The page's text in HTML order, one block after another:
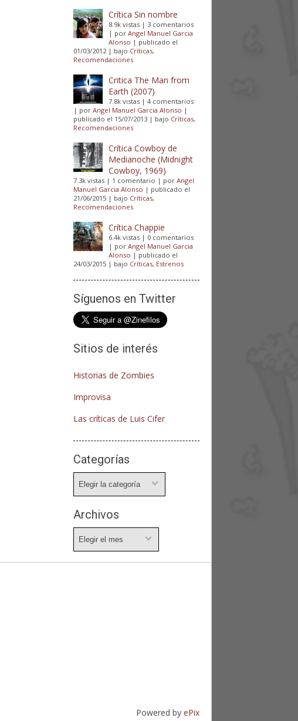
Crítica Sin nombre
8.9k vistas | 3 comentarios
| porAngel Manuel Garcia
Alonso | publicado el
01/03/2012| bajo Críticas,
Recomendaciones
Critica The Man from
Earth (2007)
7.8k vistas |4 comentarios
| porAngel Manuel Garcia Alonso |
publicado el 15/07/2013 | bajo Críticas,
Recomendaciones
Crítica Cowboy de
Medianoche (Midnight
Cowboy, 1969)
7.3k vistas | 1 comentario | porAngel
Manuel Garcia Alonso | publicado el
21/06/2015 | bajo Críticas,
Recomendaciones
Crítica Chappie
6.4k vistas | 0 comentarios
| porAngel Manuel Garcia
Alonso | publicado el
24/03/2015 | bajo Críticas, Estrenos
Síguenos en Twitter
Sitios de interés
Historias de Zombies
Improvisa
Las críticas de Luis Cifer
Categorías
Archivos
Powered by ePix